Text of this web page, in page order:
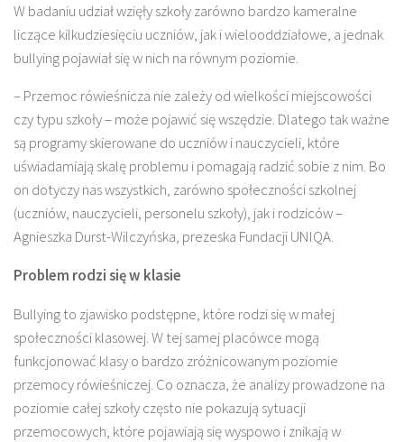
W badaniu udział wzięły szkoły zarówno bardzo kameralne
liczące kilkudziesięciu uczniów, jak i wielooddziałowe, a jednak
bullying pojawiał się w nich na równym poziomie.
– Przemoc rówieśnicza nie zależy od wielkości miejscowości
czy typu szkoły – może pojawić się wszędzie. Dlatego tak ważne
są programy skierowane do uczniów i nauczycieli, które
uświadamiają skalę problemu i pomagają radzić sobie z nim. Bo
on dotyczy nas wszystkich, zarówno społeczności szkolnej
(uczniów, nauczycieli, personelu szkoły), jak i rodziców –
Agnieszka Durst-Wilczyńska, prezeska Fundacji UNIQA.
Problem rodzi się w klasie
Bullying to zjawisko podstępne, które rodzi się w małej
społeczności klasowej. W tej samej placówce mogą
funkcjonować klasy o bardzo zróżnicowanym poziomie
przemocy rówieśniczej. Co oznacza, że analizy prowadzone na
poziomie całej szkoły często nie pokazują sytuacji
przemocowych, które pojawiają się wyspowo i znikają w